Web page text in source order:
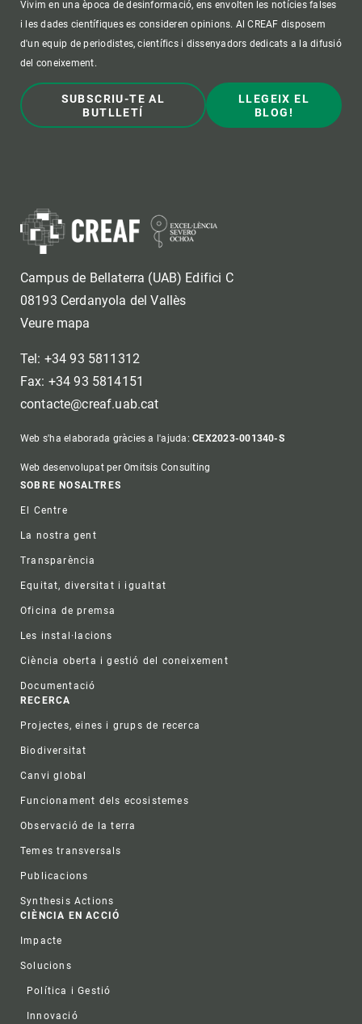
Vivim en una època de desinformació, ens envolten les notícies falses
i les dades científiques es consideren opinions. Al CREAF disposem
d'un equip de periodistes, científics i dissenyadors dedicats a la difusió
del coneixement.
SUBSCRIU-TE AL
BUTLLETÍ
LLEGEIX EL
BLOG!
Campus de Bellaterra (UAB) Edifici C
08193 Cerdanyola del Vallès
Veure mapa
Tel: +34 93 5811312
Fax: +34 93 5814151
contacte@creaf.uab.cat
Web s'ha elaborada gràcies a l'ajuda:CEX2023-001340-S
Web desenvolupat per Omitsis Consulting
Footer
SOBRE NOSALTRES
El Centre
La nostra gent
Transparència
Equitat, diversitat i igualtat
Oficina de premsa
Les instal·lacions
Ciència oberta i gestió del coneixement
Documentació
RECERCA
Projectes, eines i grups de recerca
Biodiversitat
Canvi global
Funcionament dels ecosistemes
Observació de la terra
Temes transversals
Publicacions
Synthesis Actions
CIÈNCIA EN ACCIÓ
Impacte
Solucions
Política i Gestió
Innovació